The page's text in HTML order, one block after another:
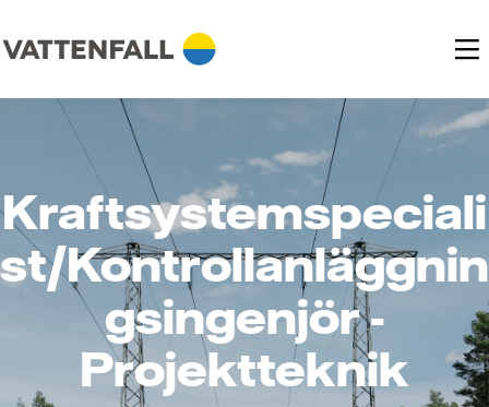
Kraftsystemspeciali
st/Kontrollanläggnin
gsingenjör -
Projektteknik